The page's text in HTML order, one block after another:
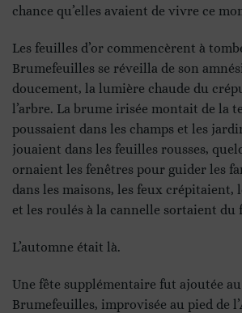
chance qu’elles avaient de vivre ce
Les feuilles d’or commencèrent à
Brumefeuilles se réveilla de son
doucement, la lumière chaude du
l’arbre. La brume irisée montait de la
poussaient dans les champs et les
jouaient dans les feuilles rousses,
ornaient les fenêtres pour guider les
dans les maisons, les feux crépitaient,
et les roulés à la cannelle sortaient du
L’automne était là.
Une fête supplémentaire fut ajoutée
Brumefeuilles, improvisée au pied de